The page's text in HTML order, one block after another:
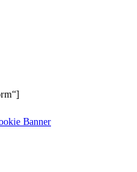
Banner